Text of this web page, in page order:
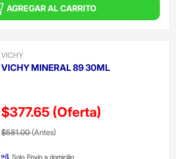
AGREGAR AL CARRITO
VICHY
VICHY MINERAL 89 30ML
$377.65 (Oferta)
Precio reducido de
$581.00(Antes)(Oferta)
Solo Envío a domicilio